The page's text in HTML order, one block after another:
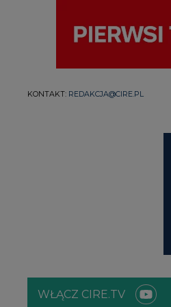
KONTAKT: REDAKCJA@CIRE.PL
WŁĄCZ CIRE.TV